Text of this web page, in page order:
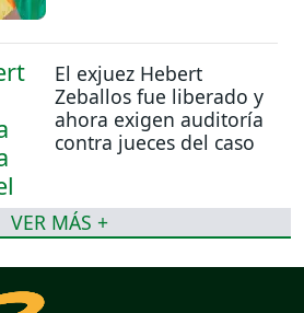
El exjuez Hebert
Zeballos fue liberado y
ahora exigen auditoría
contra jueces del caso
VER MÁS +